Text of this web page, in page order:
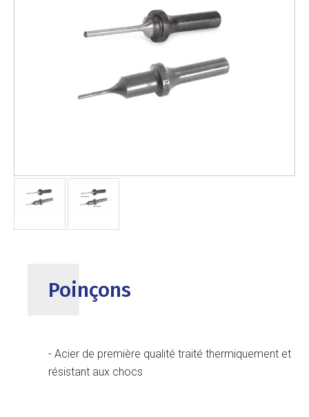
Poinçons
- Acier de première qualité traité thermiquement et
résistant aux chocs